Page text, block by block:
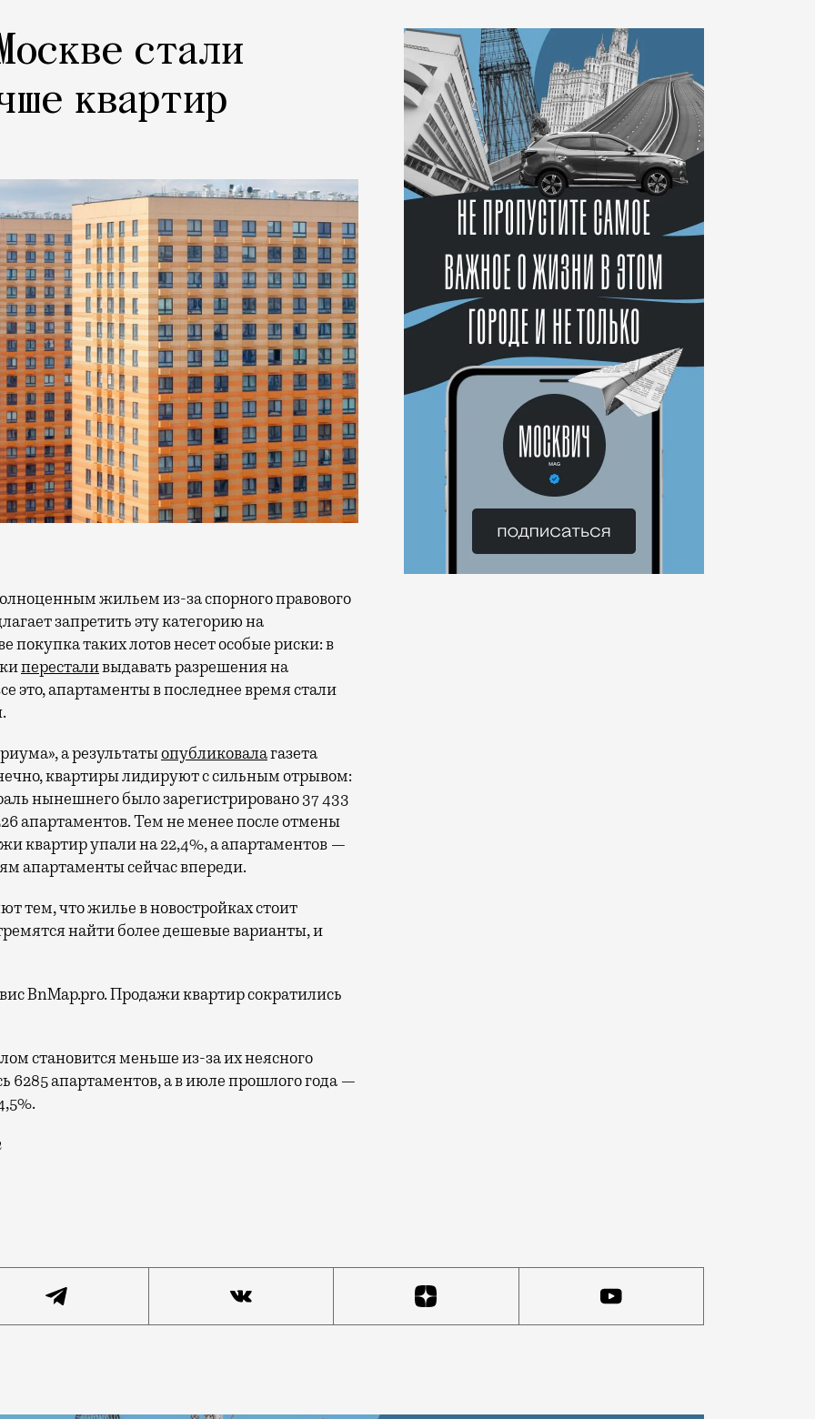
стали
квартир
запретить эту категорию на
покупка таких лотов несет особые риски: в
пересталивыдавать разрешения на
это, апартаменты в последнее времястали
а результатыопубликовалагазета
квартиры лидируют с сильным отрывом:
нынешнего было зарегистрировано 37 433
апартаментов. Тем не менее после отмены
квартир упали на 22,4%, а апартаментов —
апартаменты сейчас впереди.
тем, что жилье в новостройках стоит
найти более дешевые варианты, и
BnMap.pro. Продажи квартир сократились
становится меньше из-за их неясного
6285 апартаментов, а в июле прошлого года —
жильем из-за спорного правового статуса. Минстрой регулярно предлагает запретить эту